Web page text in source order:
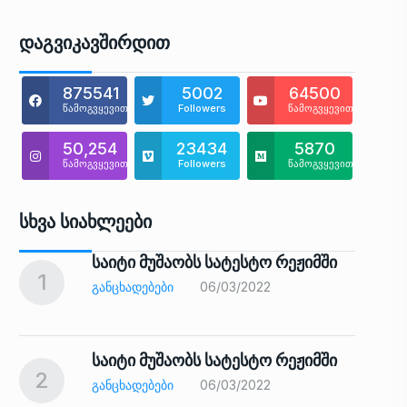
Დაგვიკავშირდით
875541
წამოგვყევით
5002
Followers
64500
წამოგვყევით
50,254
წამოგვყევით
23434
Followers
5870
წამოგვყევით
Სხვა Სიახლეები
1
საიტი მუშაობს სატესტო რეჟიმში
ᲒᲐᲜᲪᲮᲐᲓᲔᲑᲔᲑᲘ 06/03/2022
2
საიტი მუშაობს სატესტო რეჟიმში
ᲒᲐᲜᲪᲮᲐᲓᲔᲑᲔᲑᲘ 06/03/2022